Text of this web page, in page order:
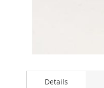
all'inizio
Details